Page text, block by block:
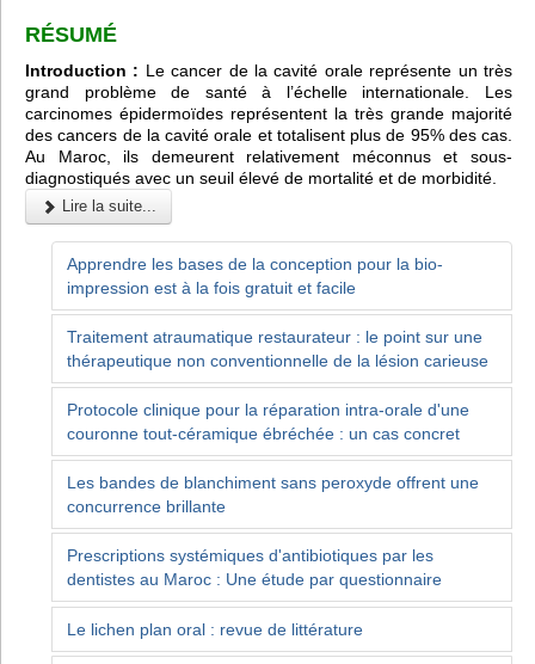
RÉSUMÉ
Introduction : Le cancer de la cavité orale représente un très
grand problème de santé à l’échelle internationale. Les
carcinomes épidermoïdes représentent la très grande majorité
des cancers de la cavité orale et totalisent plus de 95% des cas.
Au Maroc, ils demeurent relativement méconnus et sous-
diagnostiqués avec un seuil élevé de mortalité et de morbidité.
Lire la suite...
Apprendre les bases de la conception pour la bio-
impression est à la fois gratuit et facile
Traitement atraumatique restaurateur : le point sur une
thérapeutique non conventionnelle de la lésion carieuse
Protocole clinique pour la réparation intra-orale d'une
couronne tout-céramique ébréchée : un cas concret
Les bandes de blanchiment sans peroxyde offrent une
concurrence brillante
Prescriptions systémiques d'antibiotiques par les
dentistes au Maroc : Une étude par questionnaire
Le lichen plan oral : revue de littérature